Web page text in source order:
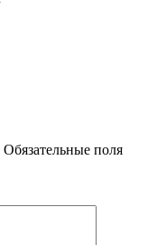
Обязательные поля